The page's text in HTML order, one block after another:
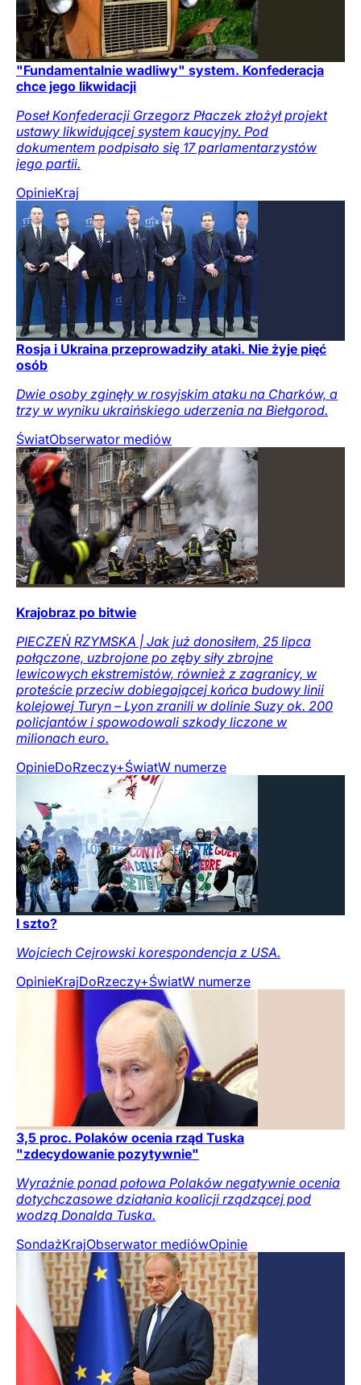
"Fundamentalnie wadliwy" system. Konfederacja
chce jego likwidacji
Poseł Konfederacji Grzegorz Płaczek złożył projekt
ustawy likwidującej system kaucyjny. Pod
dokumentem podpisało się 17 parlamentarzystów
jego partii.
OpinieKraj
Rosja i Ukraina przeprowadziły ataki. Nie żyje pięć
osób
Dwie osoby zginęły w rosyjskim ataku na Charków, a
trzy w wyniku ukraińskiego uderzenia na Biełgorod.
ŚwiatObserwator mediów
Krajobraz po bitwie
PIECZEŃ RZYMSKA | Jak już donosiłem, 25 lipca
połączone, uzbrojone po zęby siły zbrojne
lewicowych ekstremistów, również z zagranicy, w
proteście przeciw dobiegającej końca budowy linii
kolejowej Turyn – Lyon zranili w dolinie Suzy ok. 200
policjantów i spowodowali szkody liczone w
milionach euro.
OpinieDoRzeczy+ŚwiatW numerze
I szto?
Wojciech Cejrowski korespondencja z USA.
OpinieKrajDoRzeczy+ŚwiatW numerze
3,5 proc. Polaków ocenia rząd Tuska
"zdecydowanie pozytywnie"
Wyraźnie ponad połowa Polaków negatywnie ocenia
dotychczasowe działania koalicji rządzącej pod
wodzą Donalda Tuska.
SondażKrajObserwator mediówOpinie